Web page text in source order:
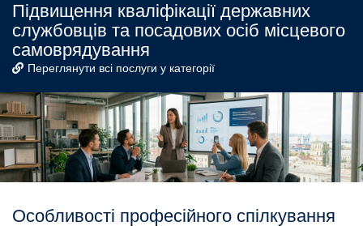
Підвищення кваліфікації державних
службовців та посадових осіб місцевого
самоврядування
Переглянути всі послуги у категорії
Особливості професійного спілкування